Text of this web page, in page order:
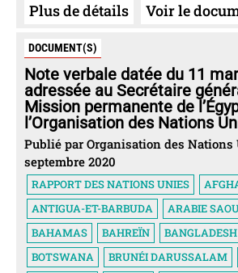
Plus de détails Voir le
DOCUMENT(S)
Note verbale datée du 11
adressée au Secrétaire
Mission permanente de
l’Organisation des Nations
Publié par Organisation des Nations
septembre 2020
RAPPORT DES NATIONS UNIES
ANTIGUA-ET-BARBUDA
ARABIE
BAHAMAS
BAHREÏN BANGLADESH
BOTSWANA
BRUNÉI DARUSSALAM